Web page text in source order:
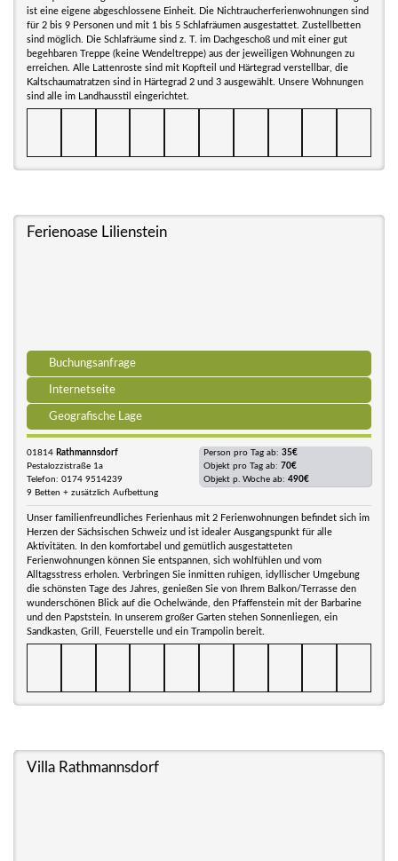
ist eine eigene abgeschlossene Einheit. Die Nichtraucherferienwohnungen sind
für 2 bis 9 Personen und mit 1 bis 5 Schlafräumen ausgestattet. Zustellbetten
sind möglich. Die Schlafräume sind z. T. im Dachgeschoß und mit einer gut
begehbaren Treppe (keine Wendeltreppe) aus der jeweiligen Wohnungen zu
erreichen. Alle Lattenroste sind mit Kopfteil und Härtegrad verstellbar, die
Kaltschaumatratzen sind in Härtegrad 2 und 3 ausgewählt. Unsere Wohnungen
sind alle im Landhausstil eingerichtet.
Ferienoase Lilienstein
Buchungsanfrage
Internetseite
Geografische Lage
01814 Rathmannsdorf
Pestalozzistraße 1a
Telefon: 0174 9514239
9 Betten + zusätzlich Aufbettung
Person pro Tag ab: 35€
Objekt pro Tag ab: 70€
Objekt p. Woche ab: 490€
Unser familienfreundliches Ferienhaus mit 2 Ferienwohnungen befindet sich im
Herzen der Sächsischen Schweiz und ist idealer Ausgangspunkt für alle
Aktivitäten. In den komfortabel und gemütlich ausgestatteten
Ferienwohnungen können Sie entspannen, sich wohlfühlen und vom
Alltagsstress erholen. Verbringen Sie inmitten ruhigen, idyllischer Umgebung
die schönsten Tage des Jahres, genießen Sie von Ihrem Balkon/Terrasse den
wunderschönen Blick auf die Ochelwände, den Pfaffenstein mit der Barbarine
und den Papststein. In unserem großer Garten stehen Sonnenliegen, ein
Sandkasten, Grill, Feuerstelle und ein Trampolin bereit.
Villa Rathmannsdorf